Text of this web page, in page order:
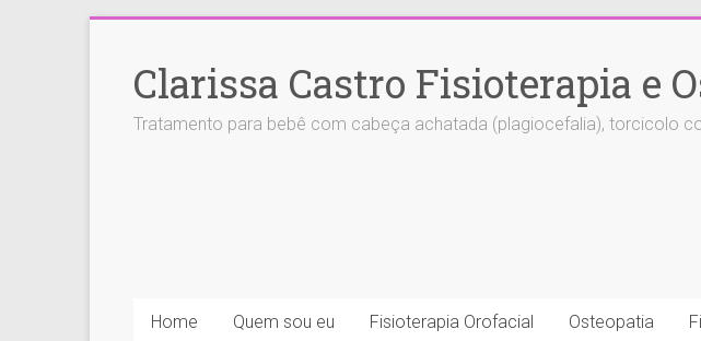
contentClarissa Castro Fisioterapia e
Tratamento para bebê com cabeça achatada (plagiocefalia), torcicolo
Home Quem sou eu Fisioterapia Orofacial Osteopatia